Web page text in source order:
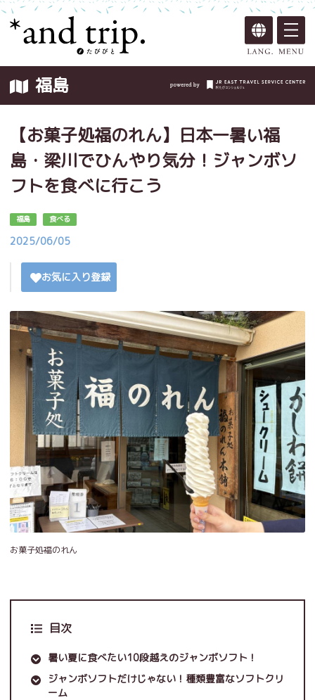
福島
【お菓子処福のれん】日本一暑い福
島・梁川でひんやり気分！ジャンボソ
フトを食べに行こう
福島 食べる
2025/06/05
お気に入り登録
お菓子処福のれん
目次
暑い夏に食べたい10段越えのジャンボソフト！
ジャンボソフトだけじゃない！種類豊富なソフトクリ
ーム